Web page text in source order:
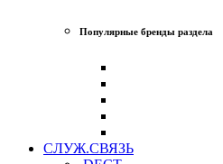
Популярные бренды раздела
СЛУЖ.СВЯЗЬ